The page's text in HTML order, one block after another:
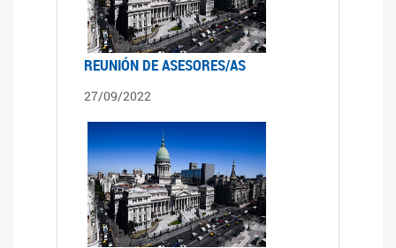
REUNIÓN DE ASESORES/AS
27/09/2022